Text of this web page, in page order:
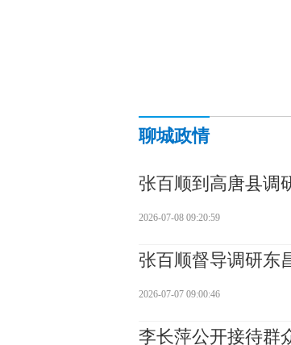
聊城政情
张百顺到高唐县调
2026-07-08 09:20:59
张百顺督导调研东
2026-07-07 09:00:46
李长萍公开接待群